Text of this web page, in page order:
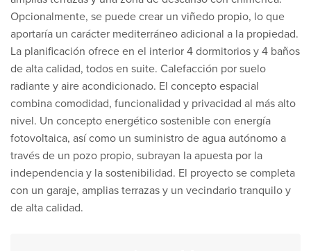
Opcionalmente, se puede crear un viñedo propio, lo que
aportaría un carácter mediterráneo adicional a la propiedad.
La planificación ofrece en el interior 4 dormitorios y 4 baños
de alta calidad, todos en suite. Calefacción por suelo
radiante y aire acondicionado. El concepto espacial
combina comodidad, funcionalidad y privacidad al más alto
nivel. Un concepto energético sostenible con energía
fotovoltaica, así como un suministro de agua autónomo a
través de un pozo propio, subrayan la apuesta por la
independencia y la sostenibilidad. El proyecto se completa
con un garaje, amplias terrazas y un vecindario tranquilo y
de alta calidad.